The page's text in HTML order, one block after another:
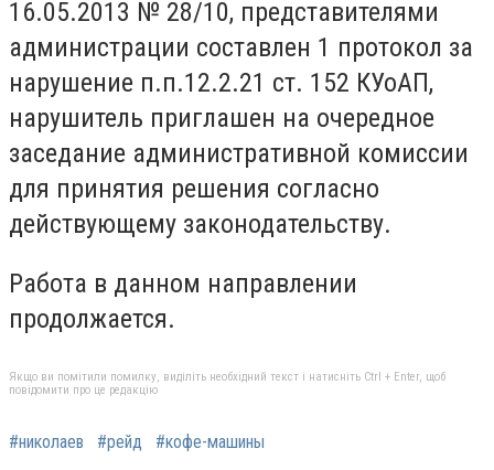
16.05.2013 № 28/10, представителями
администрации составлен 1 протокол за
нарушение п.п.12.2.21 ст. 152 КУоАП,
нарушитель приглашен на очередное
заседание административной комиссии
для принятия решения согласно
действующему законодательству.
Работа в данном направлении
продолжается.
Якщо ви помітили помилку, виділіть необхідний текст і натисніть Ctrl + Enter, щоб
повідомити про це редакцію
#николаев #рейд #кофе-машины